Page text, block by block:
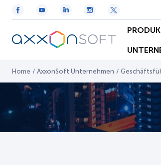
Home / AxxonSoft Unternehmen /